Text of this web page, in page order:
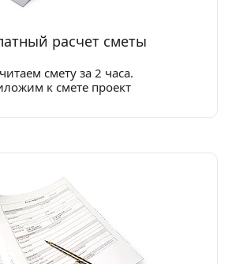
расчет сметы
смету за 2 часа.
к смете проект